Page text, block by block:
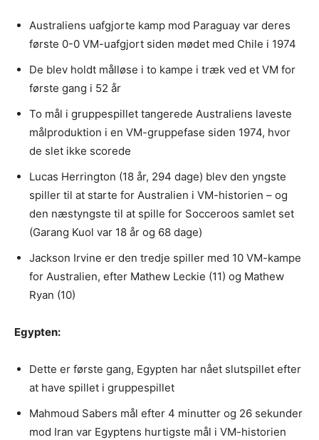
Australiens uafgjorte kamp mod Paraguay var deres
første 0-0 VM-uafgjort siden mødet med Chile i 1974
De blev holdt målløse i to kampe i træk ved et VM for
første gang i 52 år
To mål i gruppespillet tangerede Australiens laveste
målproduktion i en VM-gruppefase siden 1974, hvor
de slet ikke scorede
Lucas Herrington (18 år, 294 dage) blev den yngste
spiller til at starte for Australien i VM-historien – og
den næstyngste til at spille for Socceroos samlet set
(Garang Kuol var 18 år og 68 dage)
Jackson Irvine er den tredje spiller med 10 VM-kampe
for Australien, efter Mathew Leckie (11) og Mathew
Ryan (10)
Egypten:
Dette er første gang, Egypten har nået slutspillet efter
at have spillet i gruppespillet
Mahmoud Sabers mål efter 4 minutter og 26 sekunder
mod Iran var Egyptens hurtigste mål i VM-historien